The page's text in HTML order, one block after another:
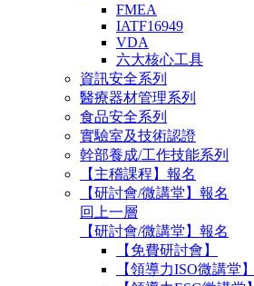
FMEA
IATF16949
VDA
六大核心工具
資訊安全系列
醫療器材管理系列
食品安全系列
實驗室及技術認證
幹部養成/工作技能系列
【主稽課程】報名
【研討會/微講堂】報名
回上一層
【研討會/微講堂】報名
【免費研討會】
【領導力ISO微講堂】